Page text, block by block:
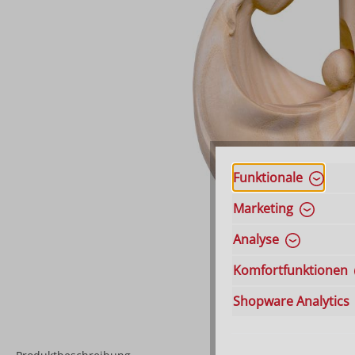
Funktionale
Marketing
Analyse
Komfortfunktionen
Shopware Analytics